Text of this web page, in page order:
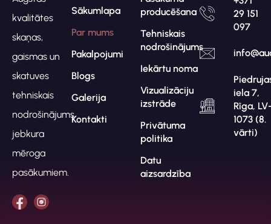
kvalitātes
skaņas,
gaismas un
skatuves
tehniskais
nodrošinājums
jebkura
mēroga
pasākumiem.
Sākumlapa
Par mums
Pakalpojumi
Blogs
Galerija
Kontakti
producēšana
Tehniskais
nodrošinājums
Iekārtu noma
Vizualizāciju
izstrāde
Privātuma
politika
Datu
aizsardzība
29 151
097
iela 7,
Rīga,
1073 (8.
vārti)